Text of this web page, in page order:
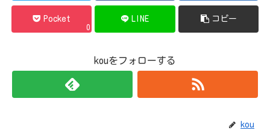
Pocket
0
LINE コピー
kouをフォローする
kou